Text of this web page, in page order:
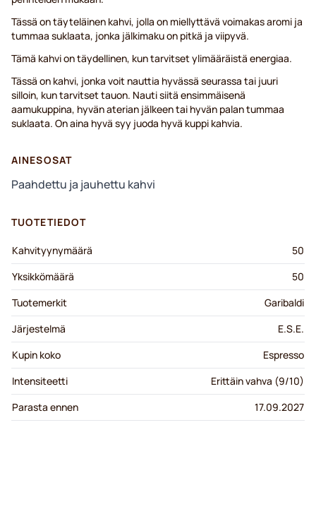
Tässä on täyteläinen kahvi, jolla on miellyttävä voimakas aromi ja
tummaa suklaata, jonka jälkimaku on pitkä ja viipyvä.
Tämä kahvi on täydellinen, kun tarvitset ylimääräistä energiaa.
Tässä on kahvi, jonka voit nauttia hyvässä seurassa tai juuri
silloin, kun tarvitset tauon. Nauti siitä ensimmäisenä
aamukuppina, hyvän aterian jälkeen tai hyvän palan tummaa
suklaata. On aina hyvä syy juoda hyvä kuppi kahvia.
AINESOSAT
Paahdettu ja jauhettu kahvi
TUOTETIEDOT
Kahvityynymäärä
50
Yksikkömäärä
50
Tuotemerkit
Garibaldi
Järjestelmä
E.S.E.
Kupin koko
Espresso
Intensiteetti
Erittäin vahva (9/10)
Parasta ennen
17.09.2027